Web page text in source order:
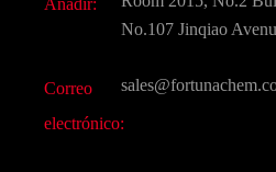
Sabores y fragancias
CAS químico
Todos los productos químicos
Preguntas frecuentes (FAQ)
Añadir:
No.107 Jinqiao
Correo
electrónico: